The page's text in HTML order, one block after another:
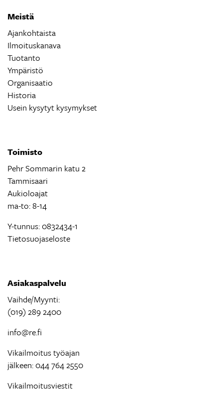
Meistä
Ajankohtaista
Ilmoituskanava
Tuotanto
Ympäristö
Organisaatio
Historia
Usein kysytyt kysymykset
Toimisto
Pehr Sommarin katu 2
Tammisaari
Aukioloajat
ma-to: 8-14
Y-tunnus: 0832434-1
Tietosuojaseloste
Asiakaspalvelu
Vaihde/Myynti:
(019) 289 2400
info@re.fi
Vikailmoitus työajan
jälkeen: 044 764 2550
Vikailmoitusviestit